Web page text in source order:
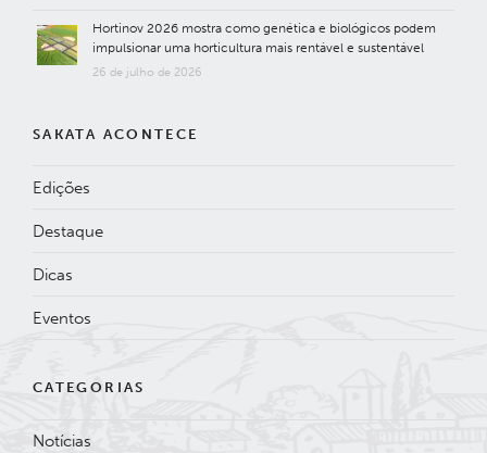
Hortinov 2026 mostra como genética e biológicos podem
impulsionar uma horticultura mais rentável e sustentável
26 de julho de 2026
SAKATA ACONTECE
Edições
Destaque
Dicas
Eventos
CATEGORIAS
Notícias